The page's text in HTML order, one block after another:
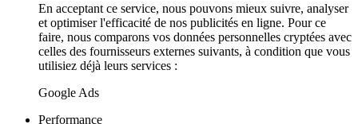
En acceptant ce service, nous pouvons mieux suivre, analyser
et optimiser l'efficacité de nos publicités en ligne. Pour ce
faire, nous comparons vos données personnelles cryptées avec
celles des fournisseurs externes suivants, à condition que vous
utilisiez déjà leurs services :
Google Ads
Performance